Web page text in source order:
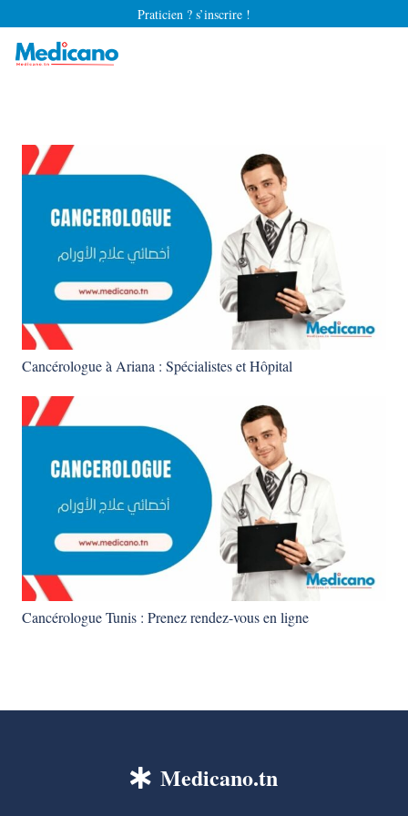
Praticien ? s’inscrire !
Cancérologue à Ariana : Spécialistes et Hôpital
Cancérologue Tunis : Prenez rendez-vous en ligne
Medicano.tn